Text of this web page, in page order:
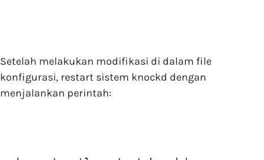
Setelah melakukan modifikasi di dalam file
konfigurasi, restart sistem knockd dengan
menjalankan perintah: